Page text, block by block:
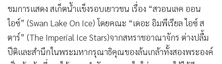
ชมการแสดง สเก็ตน้ำแข็งรอบเยาวชน เรื่อง “สวอนเลค ออน
ไอซ์” (Swan Lake On Ice) โดยคณะ “เดอะ อิมพีเรียล ไอซ์ ส
ตาร์” (The Imperial Ice Stars)จากสหราชอาณาจักร ต่างปลื้ม
ปีติและสำนึกในพระมหากรุณาธิคุณของล้นเกล้าทั้งสองพระองค์